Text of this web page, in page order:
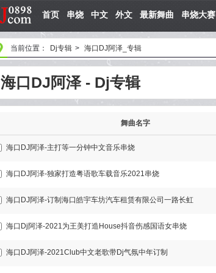
首页 串烧 中文 外文 最新舞曲 串烧大赛
当前位置： Dj专辑 > 海口DJ阿泽_专辑
海口DJ阿泽 - Dj专辑
舞曲名字
海口DJ阿泽-主打等一分钟中文音乐串烧
海口DJ阿泽-独家打造粤语歌车载音乐2021串烧
海口DJ阿泽-订制海口皓宇车坊汽车租赁有限公司一路长虹
海口Dj阿泽-2021为王美打造House抖音伤感国语女串烧
海口DJ阿泽-2021Club中文老歌带Dj气氛中年订制